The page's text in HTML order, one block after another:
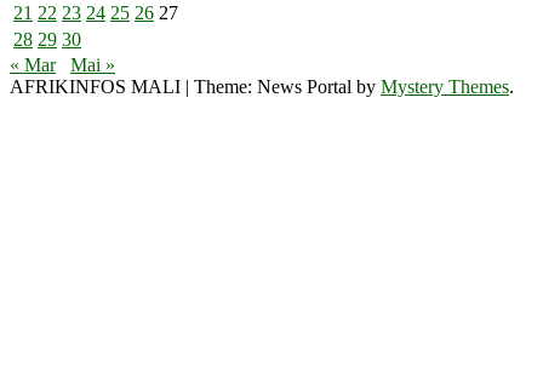
21 22 23 24 25 26 27
28 29 30
« Mar
Mai »
AFRIKINFOS MALI | Theme: News Portal by Mystery Themes.